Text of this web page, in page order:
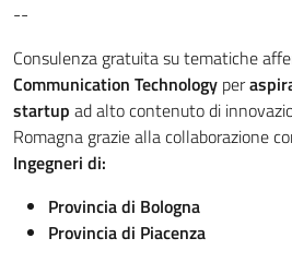
--
Consulenza gratuita su tematiche
Communication Technology per
startup ad alto contenuto di
Romagna grazie alla collaborazione
Ingegneri di:
Provincia di Bologna
Provincia di Piacenza